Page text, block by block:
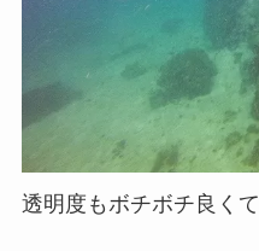
透明度もボチボチ良くて